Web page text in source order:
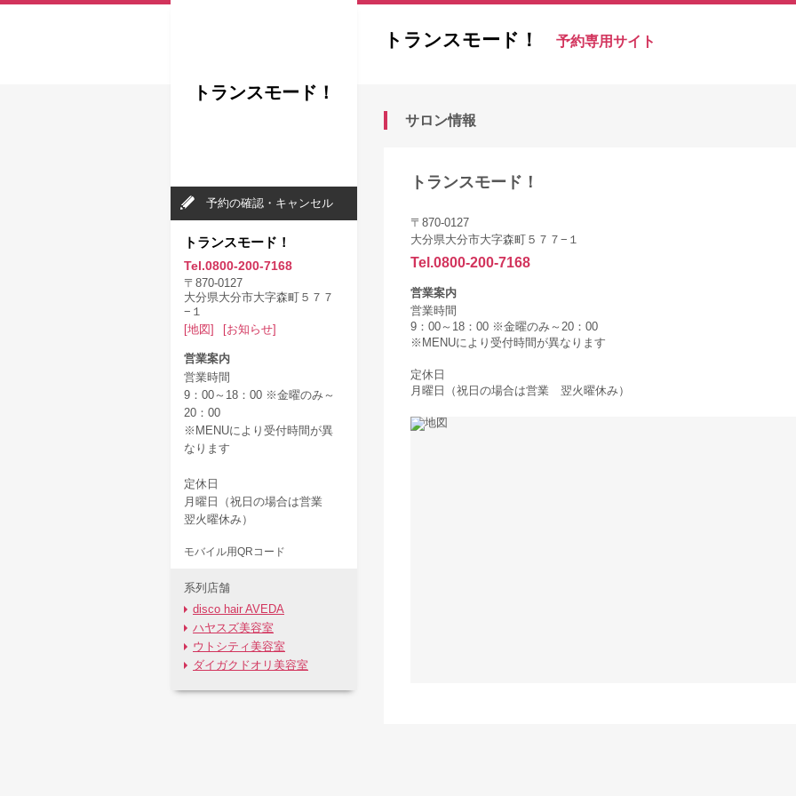
トランスモード！ 予約専用サイト
サロン情報
トランスモード！
〒870-0127
大分県大分市大字森町５７７−１
Tel.0800-200-7168
営業案内
営業時間
9：00～18：00 ※金曜のみ～20：00
※MENUにより受付時間が異なります
定休日
月曜日（祝日の場合は営業 翌火曜休み）
トランスモード！
予約の確認・キャンセル
トランスモード！
Tel.0800-200-7168
〒870-0127
大分県大分市大字森町５７７
−１
[地図]
[お知らせ]
営業案内
営業時間
9：00～18：00 ※金曜のみ～
20：00
※MENUにより受付時間が異
なります
定休日
月曜日（祝日の場合は営業
翌火曜休み）
モバイル用QRコード
系列店舗
disco hair AVEDA
ハヤスズ美容室
ウトシティ美容室
ダイガクドオリ美容室